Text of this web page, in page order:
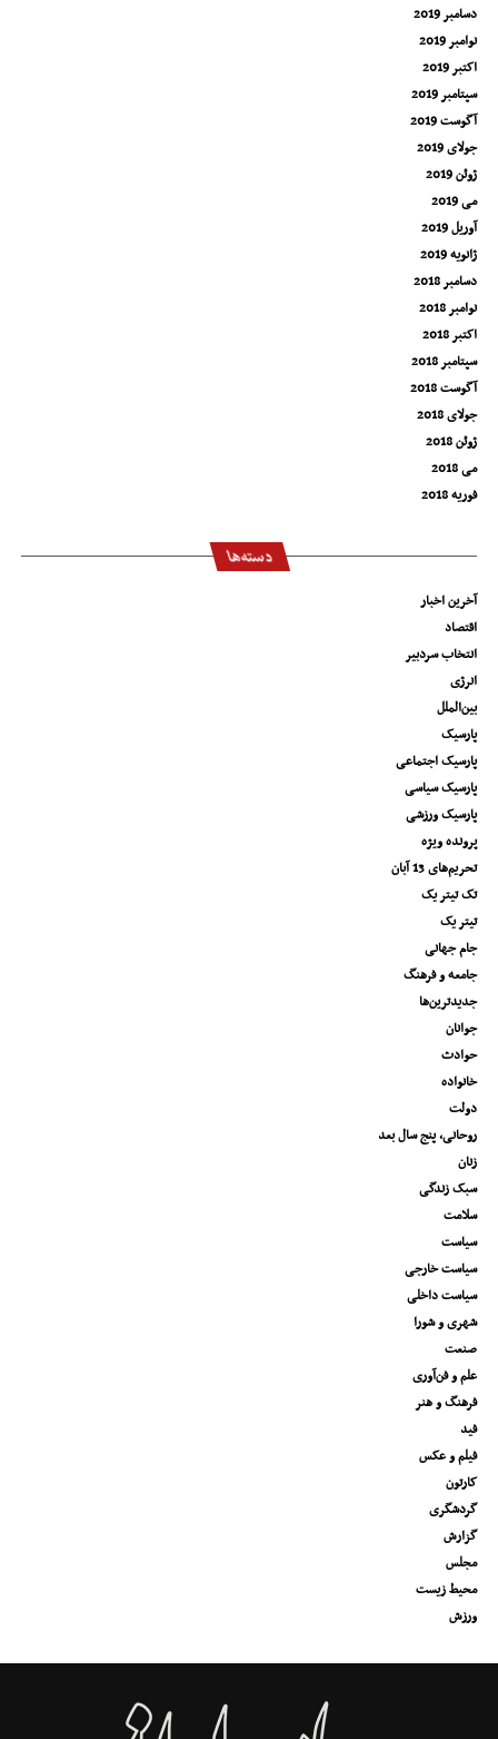
دسامبر 2019
نوامبر 2019
اکتبر 2019
سپتامبر 2019
آگوست 2019
جولای 2019
ژوئن 2019
می 2019
آوریل 2019
ژانویه 2019
دسامبر 2018
نوامبر 2018
اکتبر 2018
سپتامبر 2018
آگوست 2018
جولای 2018
ژوئن 2018
می 2018
فوریه 2018
دسته‌ها
آخرین اخبار
اقتصاد
انتخاب سردبیر
انرژی
بین‌الملل
پارسیک
پارسیک اجتماعی
پارسیک سیاسی
پارسیک ورزشی
پرونده ویژه
تحریم‌های 13 آبان
تک تیتر یک
تیتر یک
جام جهانی
جامعه و فرهنگ
جدیدترین‌ها
جوانان
حوادث
خانواده
دولت
روحانی، پنج سال بعد
زنان
سبک زندگی
سلامت
سیاست
سیاست خارجی
سیاست داخلی
شهری و شورا
صنعت
علم و فن‌آوری
فرهنگ و هنر
فید
فیلم و عکس
کارتون
گردشگری
گزارش
مجلس
محیط زیست
ورزش